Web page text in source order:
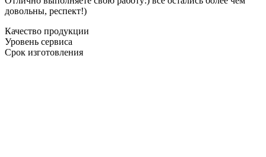
довольны, респект!)
Качество продукции
Уровень сервиса
Срок изготовления